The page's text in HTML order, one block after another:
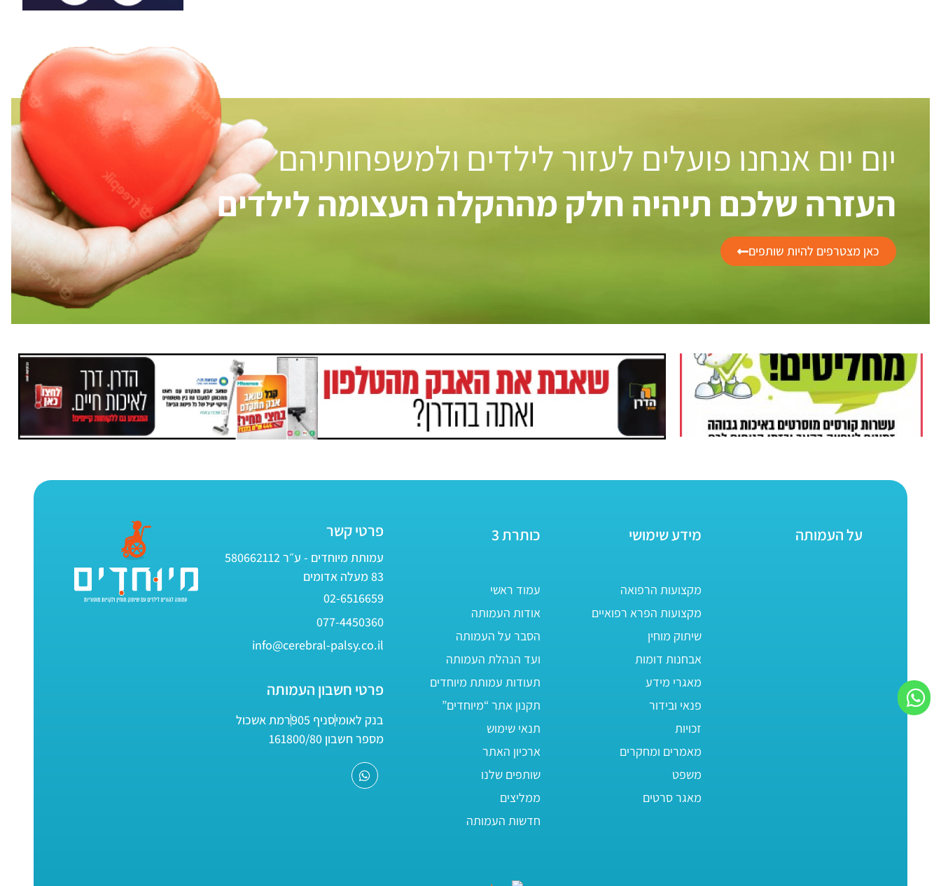
יום יום אנחנו פועלים לעזור לילדים ולמשפחותיהם
העזרה שלכם תיהיה חלק מההקלה העצומה לילדים
כאן מצטרפים להיות שותפים
על העמותה מידע שימושי
מקצועות הרפואה
מקצועות הפרא רפואיים
שיתוק מוחין
אבחנות דומות
מאגרי מידע
פנאי ובידור
זכויות
מאמרים ומחקרים
משפט
מאגר סרטים
כותרת 3
עמוד ראשי
אודות העמותה
הסבר על העמותה
ועד הנהלת העמותה
תעודות עמותת מיוחדים
תקנון אתר “מיוחדים”
תנאי שימוש
ארכיון האתר
שותפים שלנו
ממליצים
חדשות העמותה
פרטי קשר
עמותת מיוחדים - ע״ר 580662112
83 מעלה אדומים
02-6516659
077-4450360
info@cerebral-palsy.co.il
פרטי חשבון העמותה
בנק לאומיסניף 905
רמת אשכול
מספר חשבון 161800/80